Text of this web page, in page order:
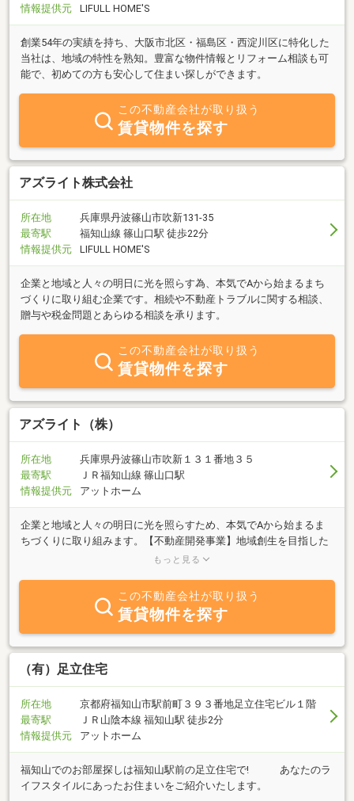
情報提供元
LIFULL HOME'S
創業54年の実績を持ち、大阪市北区・福島区・西淀川区に特化した
当社は、地域の特性を熟知。豊富な物件情報とリフォーム相談も可
能で、初めての方も安心して住まい探しができます。
この不動産会社が取り扱う
賃貸物件を探す
アズライト株式会社
所在地
兵庫県丹波篠山市吹新131-35
最寄駅
福知山線 篠山口駅 徒歩22分
情報提供元
LIFULL HOME'S
企業と地域と人々の明日に光を照らす為、本気でAから始まるまち
づくりに取り組む企業です。相続や不動産トラブルに関する相談、
贈与や税金問題とあらゆる相談を承ります。
この不動産会社が取り扱う
賃貸物件を探す
アズライト（株）
所在地
兵庫県丹波篠山市吹新１３１番地３５
最寄駅
ＪＲ福知山線 篠山口駅
情報提供元
アットホーム
企業と地域と人々の明日に光を照らすため、本気でAから始まるま
ちづくりに取り組みます。【不動産開発事業】地域創生を目指した
不動産開発事業を行っております。自治体と民間企業が協力して事
活かしてエリア開発を行います。【不動産コンサルティング事業】
大規模開発の経験を活かし、商業誘致及び不動産の専門家としてク
ライアントのビジョンや目標の達成に向けて適切な解決策をご提案
します。用地開発や事業拡大、地域創生に関するご相談はお任せく
ださい。【不動産仲介事業】不動産の売買、賃貸の仲介業も行って
おります。お預かりした大切な不動産の「売主と買主」「貸主と借
もっと見る
この不動産会社が取り扱う
賃貸物件を探す
（有）足立住宅
所在地
京都府福知山市駅前町３９３番地足立住宅ビル１階
最寄駅
ＪＲ山陰本線 福知山駅 徒歩2分
情報提供元
アットホーム
福知山でのお部屋探しは福知山駅前の足立住宅で! あなたのラ
イフスタイルにあったお住まいをご紹介いたします。